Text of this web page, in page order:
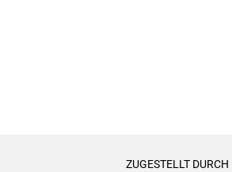
ZUGESTELLT DURCH